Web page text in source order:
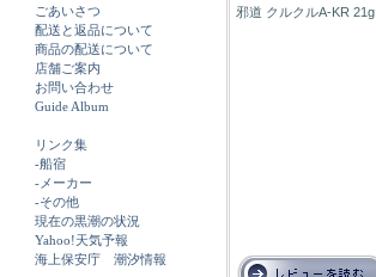
ごあいさつ
配送と返品について
商品の配送について
店舗ご案内
お問い合わせ
Guide Album
リンク集
-船宿
-メーカー
-その他
現在の黒潮の状況
Yahoo!天気予報
海上保安庁 潮汐情報
邪道 クルクルA-KR 21g